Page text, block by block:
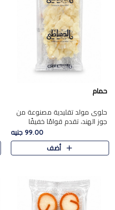
حمام
حلوى مولد تقليدية مصنوعة من
جوز الهند، تقدم قوامًا خفيفًا
ونكهة شرقية أصيلة تجسد روح
الـموسم الأعياد.
99.00 جنيه
أضف